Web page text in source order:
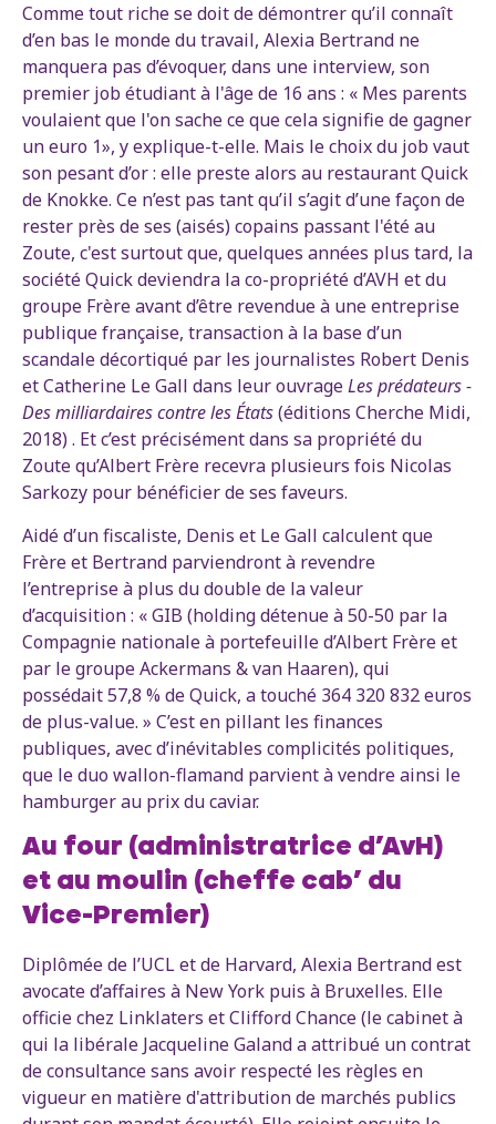
Comme tout riche se doit de démontrer qu’il connaît
d’en bas le monde du travail, Alexia Bertrand ne
manquera pas d’évoquer, dans une interview, son
premier job étudiant à l'âge de 16 ans : « Mes parents
voulaient que l'on sache ce que cela signifie de gagner
un euro 1», y explique-t-elle. Mais le choix du job vaut
son pesant d’or : elle preste alors au restaurant Quick
de Knokke. Ce n’est pas tant qu’il s’agit d’une façon de
rester près de ses (aisés) copains passant l'été au
Zoute, c'est surtout que, quelques années plus tard, la
société Quick deviendra la co-propriété d’AVH et du
groupe Frère avant d’être revendue à une entreprise
publique française, transaction à la base d’un
scandale décortiqué par les journalistes Robert Denis
et Catherine Le Gall dans leur ouvrageLes prédateurs -
Des milliardaires contre les États(éditions Cherche Midi,
2018) . Et c’est précisément dans sa propriété du
Zoute qu’Albert Frère recevra plusieurs fois Nicolas
Sarkozy pour bénéficier de ses faveurs.
Aidé d’un fiscaliste, Denis et Le Gall calculent que
Frère et Bertrand parviendront à revendre
l’entreprise à plus du double de la valeur
d’acquisition : « GIB (holding détenue à 50-50 par la
Compagnie nationale à portefeuille d’Albert Frère et
par le groupe Ackermans & van Haaren), qui
possédait 57,8 % de Quick, a touché 364 320 832 euros
de plus-value. » C’est en pillant les finances
publiques, avec d’inévitables complicités politiques,
que le duo wallon-flamand parvient à vendre ainsi le
hamburger au prix du caviar.
Au four (administratrice d’AvH)
et au moulin (cheffe cab’ du
Vice-Premier)
Diplômée de l’UCL et de Harvard, Alexia Bertrand est
avocate d’affaires à New York puis à Bruxelles. Elle
officie chez Linklaters et Clifford Chance (le cabinet à
qui la libérale Jacqueline Galand a attribué un contrat
de consultance sans avoir respecté les règles en
vigueur en matière d'attribution de marchés publics